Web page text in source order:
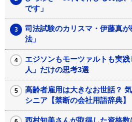
です」
司法試験のカリスマ・伊藤真
法」
エジソンもモーツァルトも実
人」だけの思考3選
高齢者雇用は大きなお世話？
シニア【禁断の会社用語辞典】